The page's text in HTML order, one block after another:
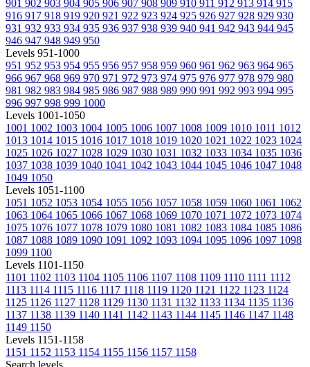
901 902 903 904 905 906 907 908 909 910 911 912 913 914 915
916 917 918 919 920 921 922 923 924 925 926 927 928 929 930
931 932 933 934 935 936 937 938 939 940 941 942 943 944 945
946 947 948 949 950
Levels 951-1000
951 952 953 954 955 956 957 958 959 960 961 962 963 964 965
966 967 968 969 970 971 972 973 974 975 976 977 978 979 980
981 982 983 984 985 986 987 988 989 990 991 992 993 994 995
996 997 998 999 1000
Levels 1001-1050
1001 1002 1003 1004 1005 1006 1007 1008 1009 1010 1011 1012
1013 1014 1015 1016 1017 1018 1019 1020 1021 1022 1023 1024
1025 1026 1027 1028 1029 1030 1031 1032 1033 1034 1035 1036
1037 1038 1039 1040 1041 1042 1043 1044 1045 1046 1047 1048
1049 1050
Levels 1051-1100
1051 1052 1053 1054 1055 1056 1057 1058 1059 1060 1061 1062
1063 1064 1065 1066 1067 1068 1069 1070 1071 1072 1073 1074
1075 1076 1077 1078 1079 1080 1081 1082 1083 1084 1085 1086
1087 1088 1089 1090 1091 1092 1093 1094 1095 1096 1097 1098
1099 1100
Levels 1101-1150
1101 1102 1103 1104 1105 1106 1107 1108 1109 1110 1111 1112
1113 1114 1115 1116 1117 1118 1119 1120 1121 1122 1123 1124
1125 1126 1127 1128 1129 1130 1131 1132 1133 1134 1135 1136
1137 1138 1139 1140 1141 1142 1143 1144 1145 1146 1147 1148
1149 1150
Levels 1151-1158
1151 1152 1153 1154 1155 1156 1157 1158
Search levels